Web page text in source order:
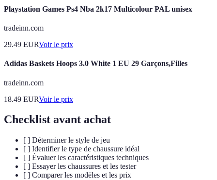
Playstation Games Ps4 Nba 2k17 Multicolour PAL unisex
tradeinn.com
29.49 EURVoir le prix
Adidas Baskets Hoops 3.0 White 1 EU 29 Garçons,Filles
tradeinn.com
18.49 EURVoir le prix
Checklist avant achat
[ ] Déterminer le style de jeu
[ ] Identifier le type de chaussure idéal
[ ] Évaluer les caractéristiques techniques
[ ] Essayer les chaussures et les tester
[ ] Comparer les modèles et les prix